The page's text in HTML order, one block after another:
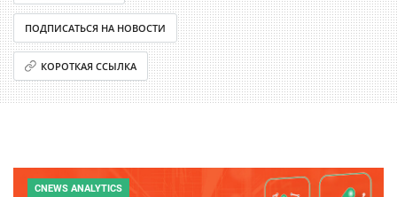
ПОДПИСАТЬСЯ НА НОВОСТИ
КОРОТКАЯ ССЫЛКА
CNEWS ANALYTICS